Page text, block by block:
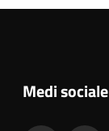
Medi sociale